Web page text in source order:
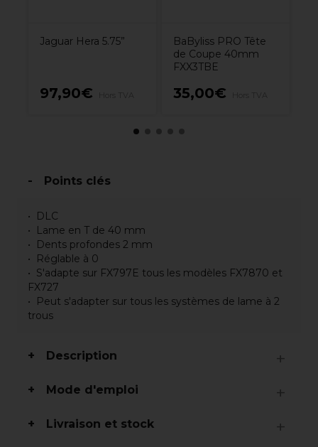
Jaguar Hera 5.75”
97,90€
BaByliss PRO Tête
de Coupe 40mm
FXX3TBE
35,00€
Points clés
DLC
Lame en T de 40 mm
Dents profondes 2 mm
Réglable à 0
S'adapte sur FX797E tous les modèles FX7870 et
FX727
Peut s'adapter sur tous les systèmes de lame à 2
trous
Description
Mode d'emploi
Livraison et stock